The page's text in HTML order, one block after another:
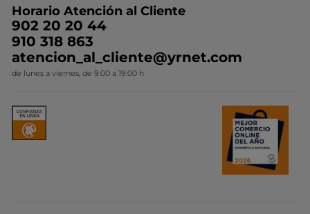
Conviértete en Franquiciada
Ideas de Regalo
Colección Monoi
Novedades del mes
Contacto
Horario Atención al Cliente
902 20 20 44
910 318 863
atencion_al_cliente@yrnet.com
de lunes a viernes, de 9:00 a 19:00 h